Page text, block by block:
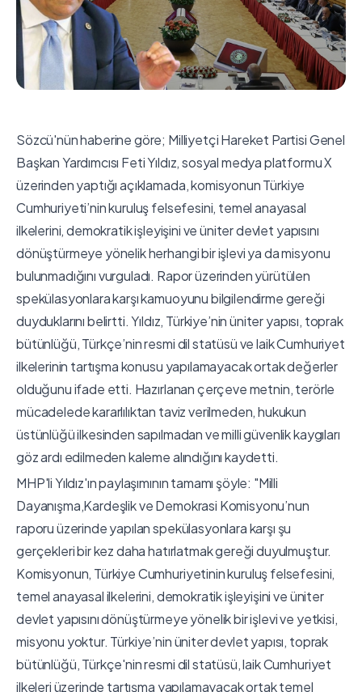
Sözcü'nün haberine göre; Milliyetçi Hareket Partisi Genel
Başkan Yardımcısı Feti Yıldız, sosyal medya platformu X
üzerinden yaptığı açıklamada, komisyonun Türkiye
Cumhuriyeti’nin kuruluş felsefesini, temel anayasal
ilkelerini, demokratik işleyişini ve üniter devlet yapısını
dönüştürmeye yönelik herhangi bir işlevi ya da misyonu
bulunmadığını vurguladı. Rapor üzerinden yürütülen
spekülasyonlara karşı kamuoyunu bilgilendirme gereği
duyduklarını belirtti. Yıldız, Türkiye’nin üniter yapısı, toprak
bütünlüğü, Türkçe’nin resmi dil statüsü ve laik Cumhuriyet
ilkelerinin tartışma konusu yapılamayacak ortak değerler
olduğunu ifade etti. Hazırlanan çerçeve metnin, terörle
mücadelede kararlılıktan taviz verilmeden, hukukun
üstünlüğü ilkesinden sapılmadan ve milli güvenlik kaygıları
göz ardı edilmeden kaleme alındığını kaydetti.
MHP'li Yıldız'ın paylaşımının tamamı şöyle: "Milli
Dayanışma,Kardeşlik ve Demokrasi Komisyonu’nun
raporu üzerinde yapılan spekülasyonlara karşı şu
gerçekleri bir kez daha hatırlatmak gereği duyulmuştur.
Komisyonun, Türkiye Cumhuriyetinin kuruluş felsefesini,
temel anayasal ilkelerini, demokratik işleyişini ve üniter
devlet yapısını dönüştürmeye yönelik bir işlevi ve yetkisi,
misyonu yoktur. Türkiye’nin üniter devlet yapısı, toprak
bütünlüğü, Türkçe'nin resmi dil statüsü, laik Cumhuriyet
ilkeleri üzerinde tartışma yapılamayacak ortak temel